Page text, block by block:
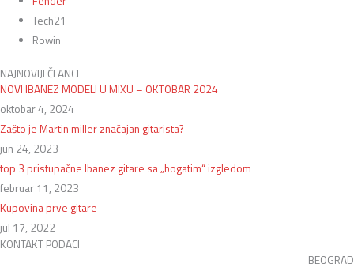
Tech21
Rowin
NAJNOVIJI ČLANCI
NOVI IBANEZ MODELI U MIXU – OKTOBAR 2024
oktobar 4, 2024
Zašto je Martin miller značajan gitarista?
jun 24, 2023
top 3 pristupačne Ibanez gitare sa „bogatim“ izgledom
februar 11, 2023
Kupovina prve gitare
jul 17, 2022
KONTAKT PODACI
BEOGRAD